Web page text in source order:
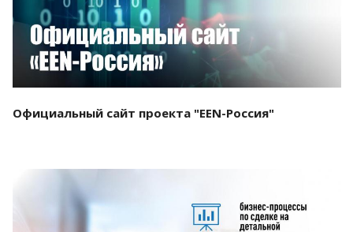
Официальный сайт проекта "EEN-Россия"